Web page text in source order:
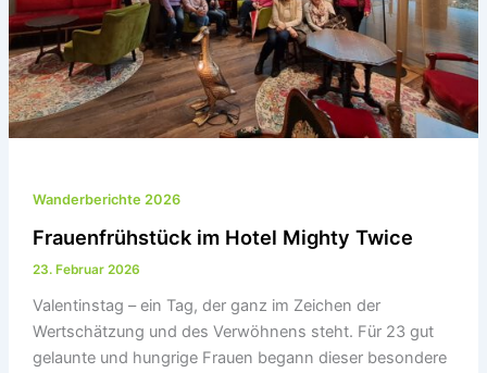
Wanderberichte 2026
Frauenfrühstück im Hotel Mighty Twice
23. Februar 2026
Valentinstag – ein Tag, der ganz im Zeichen der
Wertschätzung und des Verwöhnens steht. Für 23 gut
gelaunte und hungrige Frauen begann dieser besondere